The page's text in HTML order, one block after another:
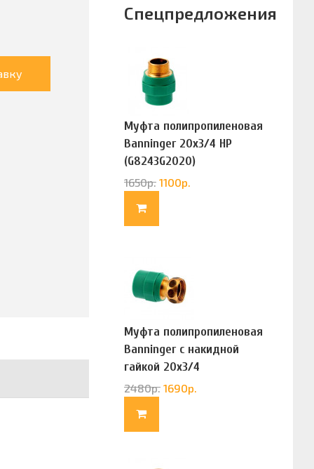
Спецпредложения
Муфта полипропиленовая
Banninger 20х3/4 НР
(G8243G2020)
1650р. 1100р.
Муфта полипропиленовая
Banninger с накидной
гайкой 20х3/4
(G83322020)
2480р. 1690р.